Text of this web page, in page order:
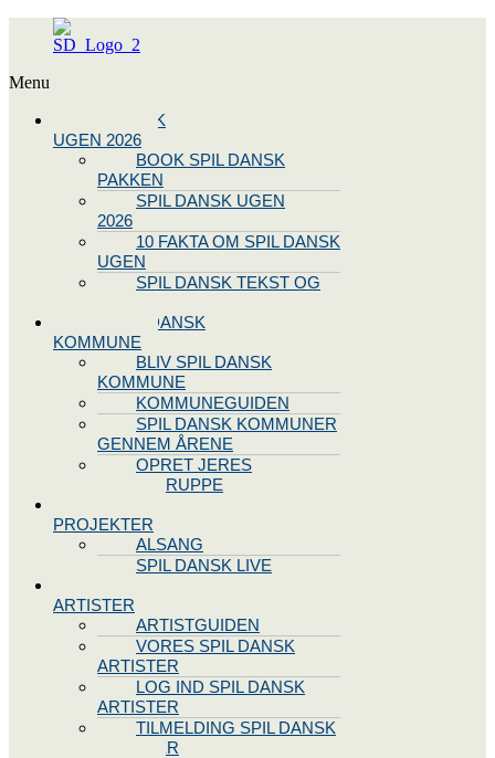
Menu
SPIL DANSK
UGEN 2026
BOOK SPIL DANSK
PAKKEN
SPIL DANSK UGEN
2026
10 FAKTA OM SPIL DANSK
UGEN
SPIL DANSK TEKST OG
BLIV SPIL DANSK
KOMMUNE
BLIV SPIL DANSK
KOMMUNE
KOMMUNEGUIDEN
SPIL DANSK KOMMUNER
GENNEM ÅRENE
OPRET JERES
STYREGRUPPE
PROJEKTER
ALSANG
SPIL DANSK LIVE
ARTISTER
ARTISTGUIDEN
VORES SPIL DANSK
ARTISTER
LOG IND SPIL DANSK
ARTISTER
TILMELDING SPIL DANSK
ARTISTER